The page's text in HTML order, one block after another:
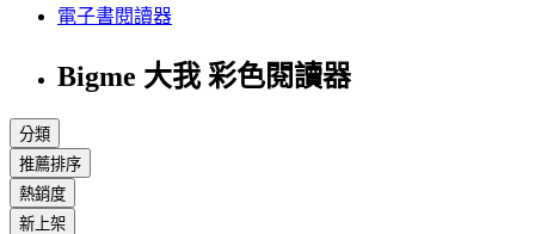
電子書閱讀器
Bigme 大我 彩色閱讀器
分類
推薦排序
熱銷度
新上架